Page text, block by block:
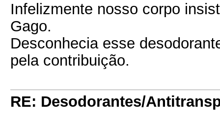
Infelizmente nosso corpo
Gago.
Desconhecia esse
pela contribuição.
RE: Desodorantes/